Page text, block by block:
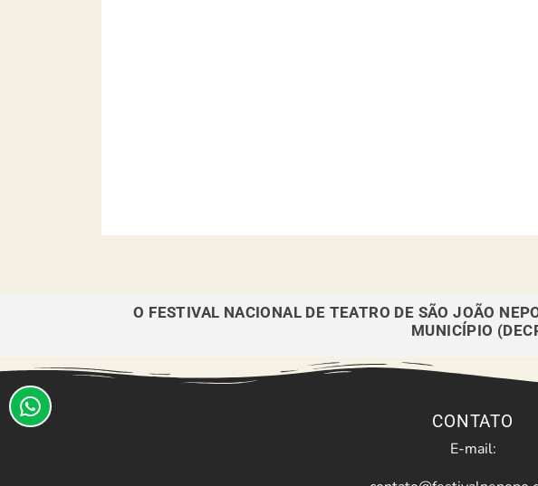
O FESTIVAL NACIONAL DE TEATRO DE SÃO JOÃO
MUNICÍPIO
CONTATO
E-mail: